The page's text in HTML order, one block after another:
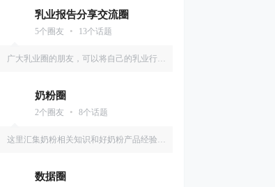
乳业报告分享交流圈
5个圈友 • 13个话题
广大乳业圈的朋友，可以将自己的乳业行业
一起构筑共享学习的氛围！
奶粉圈
2个圈友 • 8个话题
这里汇集奶粉相关知识和好奶粉产品经验分
数据圈